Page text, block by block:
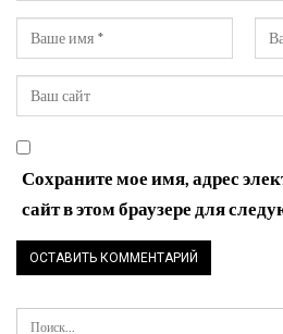
Сохраните мое имя, адрес
сайт в этом браузере для